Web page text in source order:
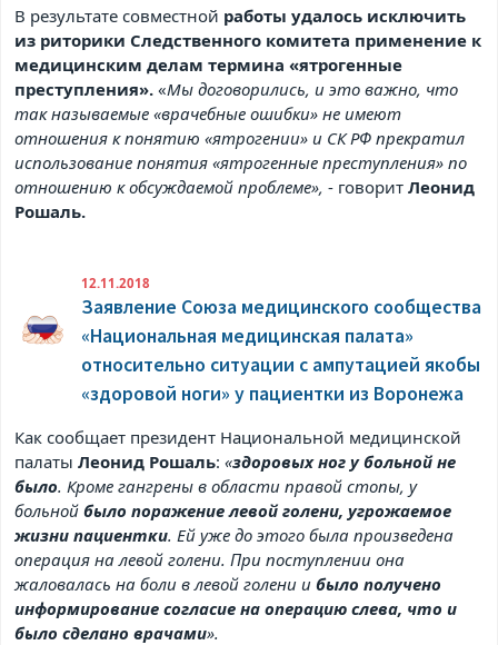
В результате совместной работы удалось исключить
из риторики Следственного комитета применение к
медицинским делам термина «ятрогенные
преступления». «Мы договорились, и это важно, что
так называемые «врачебные ошибки» не имеют
отношения к понятию «ятрогении» и СК РФ прекратил
использование понятия «ятрогенные преступления» по
отношению к обсуждаемой проблеме»,- говоритЛеонид
Рошаль.
12.11.2018
Заявление Союза медицинского сообщества
«Национальная медицинская палата»
относительно ситуации с ампутацией якобы
«здоровой ноги» у пациентки из Воронежа
Как сообщает президент Национальной медицинской
палатыЛеонид Рошаль:«здоровых ног у больной не
было. Кроме гангрены в области правой стопы, у
больнойбыло поражение левой голени, угрожаемое
жизни пациентки. Ей уже до этого была произведена
операция на левой голени. При поступлении она
жаловалась на боли в левой голени ибыло получено
информирование согласие на операцию слева, что и
было сделано врачами».